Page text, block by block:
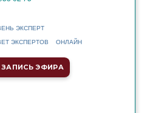
ЭКСПЕРТ
ЭКСПЕРТОВ
ОНЛАЙН
ЗАПИСЬ ЭФИРА